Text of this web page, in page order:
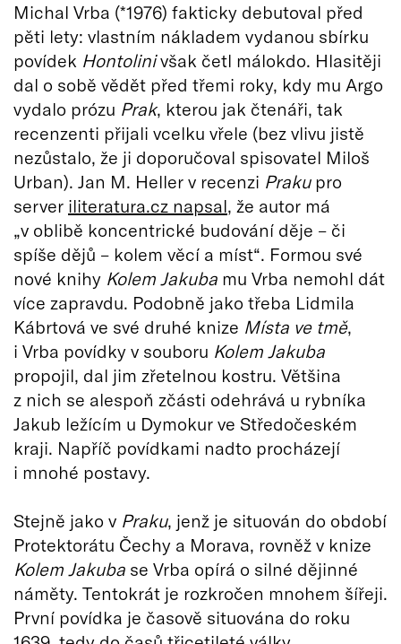
Michal Vrba (*1976) fakticky debutoval před
pěti lety: vlastním nákladem vydanou sbírku
povídek Hontolinivšak četl málokdo. Hlasitěji
dal o sobě vědět před třemi roky, kdy mu Argo
vydalo prózu Prak, kterou jak čtenáři, tak
recenzenti přijali vcelku vřele (bez vlivu jistě
nezůstalo, že ji doporučoval spisovatel Miloš
Urban). Jan M. Heller v recenzi Prakupro
server iliteratura.cz napsal, že autor má
„v oblibě koncentrické budování děje – či
spíše dějů – kolem věcí a míst“. Formou své
nové knihy Kolem Jakuba mu Vrba nemohl dát
více zapravdu. Podobně jako třeba Lidmila
Kábrtová ve své druhé knize Místa ve tmě,
i Vrba povídky v souboru Kolem Jakuba
propojil, dal jim zřetelnou kostru. Většina
z nich se alespoň zčásti odehrává u rybníka
Jakub ležícím u Dymokur ve Středočeském
kraji. Napříč povídkami nadto procházejí
i mnohé postavy.
Stejně jako v Praku, jenž je situován do období
Protektorátu Čechy a Morava, rovněž v knize
Kolem Jakuba se Vrba opírá o silné dějinné
náměty. Tentokrát je rozkročen mnohem šířeji.
První povídka je časově situována do roku